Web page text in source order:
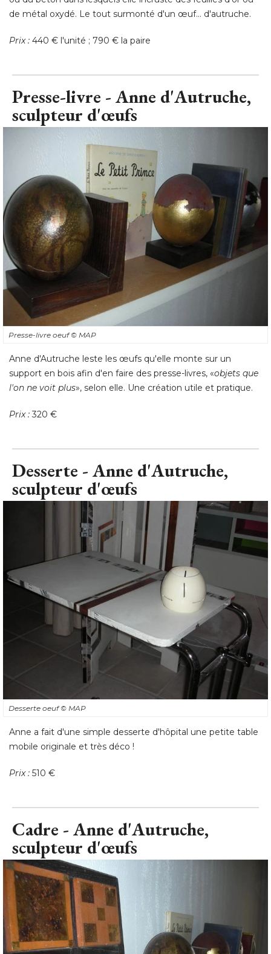
de métal oxydé. Le tout surmonté d'un œuf… d'autruche.
Prix : 440 € l'unité ; 790 € la paire
Presse-livre - Anne d'Autruche,
sculpteur d'œufs
Presse-livre oeuf© MAP
Anne d'Autruche leste les œufs qu'elle monte sur un
support en bois afin d'en faire des presse-livres, «objets que
l'on ne voit plus», selon elle. Une création utile et pratique.
Prix : 320 €
Desserte - Anne d'Autruche,
sculpteur d'œufs
Desserte oeuf© MAP
Anne a fait d'une simple desserte d'hôpital une petite table
mobile originale et très déco !
Prix : 510 €
Cadre - Anne d'Autruche,
sculpteur d'œufs